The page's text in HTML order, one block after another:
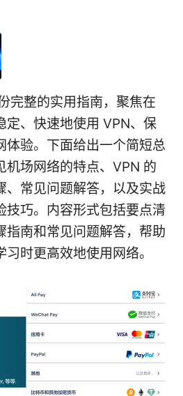
完整的实用指南，聚焦在
定、快速地使用 VPN、保
体验。下面给出一个简短总
机场网络的特点、VPN 的
、常见问题解答，以及实战
技巧。内容形式包括要点清
指南和常见问题解答，帮助
时更高效地使用网络。